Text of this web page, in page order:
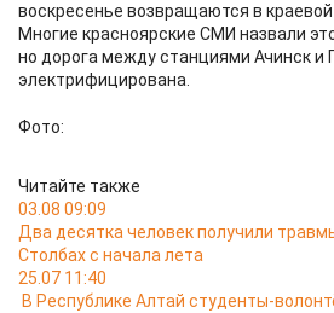
воскресенье возвращаются в краевой
Многие красноярские СМИ назвали
но дорога между станциями Ачинск и
электрифицирована.
Фото:
Читайте также
03.08 09:09
Два десятка человек получили
Столбах с начала лета
25.07 11:40
В Республике Алтай студенты-